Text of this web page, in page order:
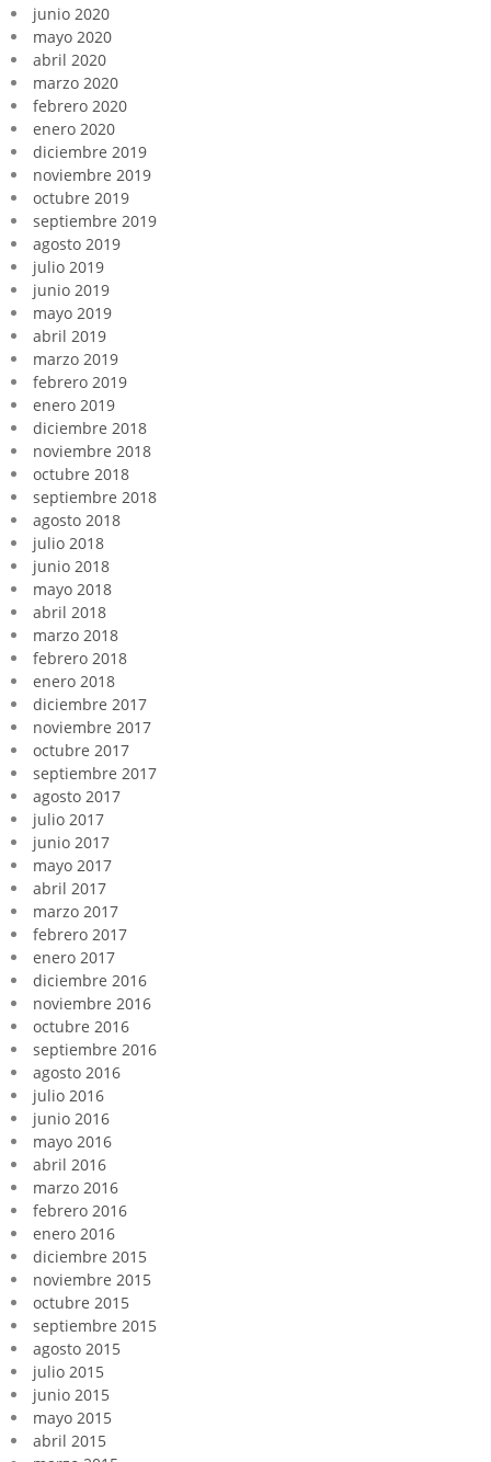
junio 2020
mayo 2020
abril 2020
marzo 2020
febrero 2020
enero 2020
diciembre 2019
noviembre 2019
octubre 2019
septiembre 2019
agosto 2019
julio 2019
junio 2019
mayo 2019
abril 2019
marzo 2019
febrero 2019
enero 2019
diciembre 2018
noviembre 2018
octubre 2018
septiembre 2018
agosto 2018
julio 2018
junio 2018
mayo 2018
abril 2018
marzo 2018
febrero 2018
enero 2018
diciembre 2017
noviembre 2017
octubre 2017
septiembre 2017
agosto 2017
julio 2017
junio 2017
mayo 2017
abril 2017
marzo 2017
febrero 2017
enero 2017
diciembre 2016
noviembre 2016
octubre 2016
septiembre 2016
agosto 2016
julio 2016
junio 2016
mayo 2016
abril 2016
marzo 2016
febrero 2016
enero 2016
diciembre 2015
noviembre 2015
octubre 2015
septiembre 2015
agosto 2015
julio 2015
junio 2015
mayo 2015
abril 2015